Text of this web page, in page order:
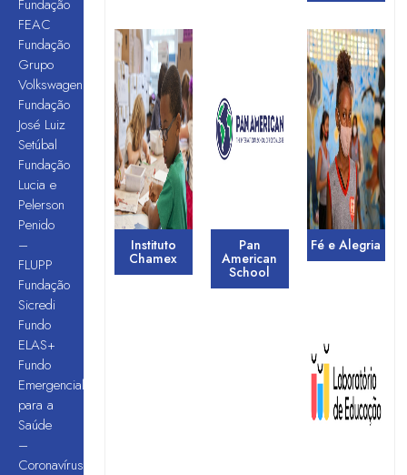
Fundação
FEAC
Fundação
Grupo
Volkswagen
Fundação
José Luiz
Setúbal
Fundação
Lucia e
Pelerson
Penido
–
FLUPP
Fundação
Sicredi
Fundo
ELAS+
Fundo
Emergencial
para a
Saúde
–
Coronavírus
Instituto
Chamex
Pan
American
School
Fé e Alegria